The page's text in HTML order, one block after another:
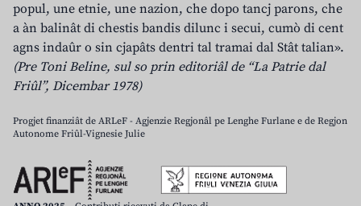
popul, une etnie, une nazion, che dopo tancj parons, che
a àn balinât di chestis bandis dilunc i secui, cumò di cent
agns indaûr o sin cjapâts dentri tal tramai dal Stât talian».
(Pre Toni Beline, sul so prin editoriâl de “La Patrie dal
Friûl”, Dicembar 1978)
Progjet finanziât de ARLeF - Agjenzie Regjonâl pe Lenghe Furlane e de Regjon
Autonome Friûl-Vignesie Julie